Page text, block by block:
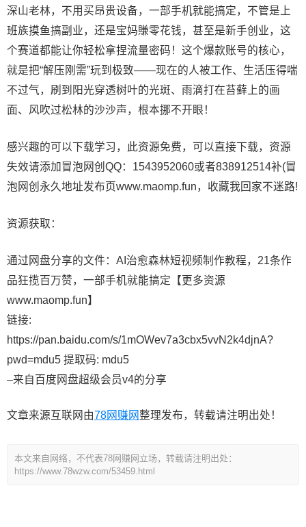
深山老林，不用买昂贵设备，一部手机就能搞定，不管是上
班族摸鱼搞副业，还是宝妈賺零花钱，甚至是新手创业，这
个赛道都能让你轻松拿捏流量密码！这个爆款账号的核心，
就是把“解压刚需”玩到极致——现在的人被工作、生活压得喘
不过气，刷到阳光穿透树叶的光斑、雨滴打在苔藓上的画
面、风吹过松林的沙沙声，根本挪不开眼！
感兴趣的可以下载学习，此资源免费，可以直接下载，资源
失效请添加冒泡网创QQ：1543952060或者838912514补(冒
泡网创永久地址发布页www.maomp.fun，收藏我回家不迷路!
资源获取：
通过网盘分享的文件：AI治愈森林短视频制作教程，21条作
品狂揽百万赞，一部手机就能搞定【更多资源
www.maomp.fun】
链接:
https://pan.baidu.com/s/1mOWev7a3cbx5vvN2k4djnA?
pwd=mdu5 提取码: mdu5
–来自百度网盘超级会员v4的分享
文章来源互联网由78网赚网整理发布，转载请注明出处！
本文来自网络，不代表78网赚网立场，转载请注明出处：
https://www.78wzw.com/53459.html